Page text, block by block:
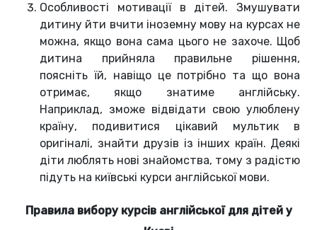
Особливості мотивації в дітей. Змушувати
дитину йти вчити іноземну мову на курсах не
можна, якщо вона сама цього не захоче. Щоб
дитина прийняла правильне рішення,
поясніть їй, навіщо це потрібно та що вона
отримає, якщо знатиме англійську.
Наприклад, зможе відвідати свою улюблену
країну, подивитися цікавий мультик в
оригіналі, знайти друзів із інших країн. Деякі
діти люблять нові знайомства, тому з радістю
підуть на київські курси англійської мови.
Правила вибору курсів англійської для дітей у